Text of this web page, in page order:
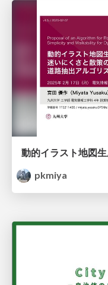
pkmiya